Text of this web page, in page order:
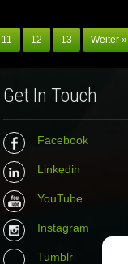
11 12 13 Weiter »
Get In Touch
Facebook
Linkedin
YouTube
Instagram
Tumblr